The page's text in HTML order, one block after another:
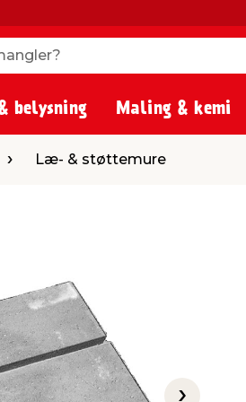
belysning Maling & kemi
Læ- & støttemure